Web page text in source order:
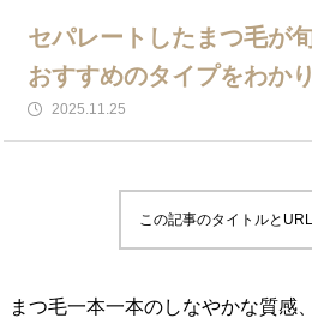
セパレートしたまつ毛が
おすすめのタイプをわか
2025.11.25
この記事のタイトルと
まつ毛一本一本のしなやかな質感